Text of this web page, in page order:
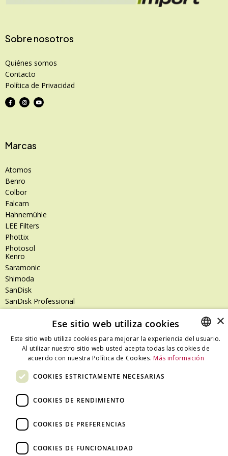
Sobre nosotros
Quiénes somos
Contacto
Política de Privacidad
Marcas
Atomos
Benro
Colbor
Falcam
Hahnemühle
LEE Filters
Phottix
Photosol
Kenro
Saramonic
Shimoda
SanDisk
SanDisk Professional
Zilr
Dónde estamos
C/ Ali Bei, 67 – 08013 Barcelona - España
T. +34 93 245 27 23
info@fototecnica.com
De lunes a viernes de 9.00h a 14.00h y de 15.00h a 18.00h.
SPANISH
×
Ese sitio web utiliza cookies
Este sitio web utiliza cookies para mejorar la experiencia del usuario.
Al utilizar nuestro sitio web usted acepta todas las cookies de
acuerdo con nuestra Política de Cookies. Más información
COOKIES ESTRICTAMENTE NECESARIAS
COOKIES DE RENDIMIENTO
COOKIES DE PREFERENCIAS
COOKIES DE FUNCIONALIDAD